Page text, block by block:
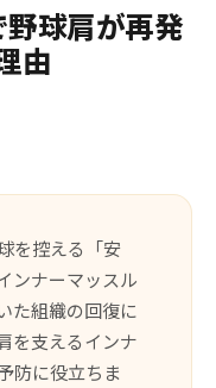
球肩が再発
由
を控える「安
ンナーマッスル
た組織の回復に
を支えるインナ
防に役立ちま